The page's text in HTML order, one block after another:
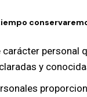
personal
y